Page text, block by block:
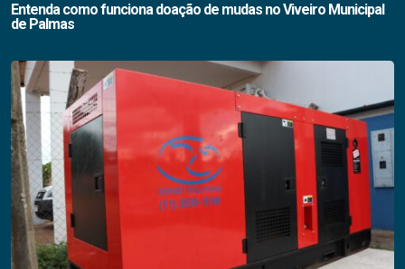
Entenda como funciona doação de mudas no Viveiro Municipal
de Palmas